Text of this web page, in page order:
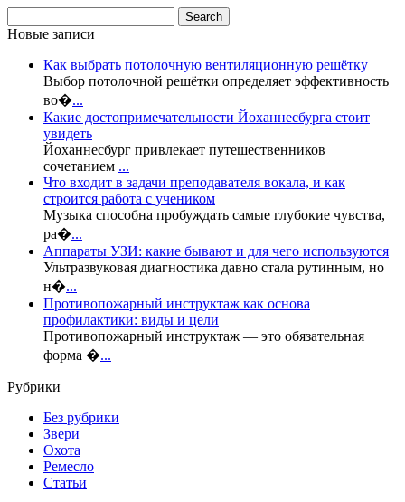
Новые записи
Как выбрать потолочную вентиляционную решётку
Выбор потолочной решётки определяет эффективность
во�...
Какие достопримечательности Йоханнесбурга стоит
увидеть
Йоханнесбург привлекает путешественников
сочетанием ...
Что входит в задачи преподавателя вокала, и как
строится работа с учеником
Музыка способна пробуждать самые глубокие чувства,
ра�...
Аппараты УЗИ: какие бывают и для чего используются
Ультразвуковая диагностика давно стала рутинным, но
н�...
Противопожарный инструктаж как основа
профилактики: виды и цели
Противопожарный инструктаж — это обязательная
форма �...
Рубрики
Без рубрики
Звери
Охота
Ремесло
Статьи